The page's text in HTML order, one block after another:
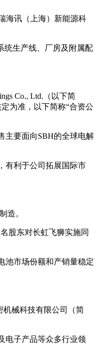
海讯（上海）新能源科
统生产线、厂房及附属配
Co., Ltd.（以下简
为准，以下简称“合资公
主要面向SBH的全球电解
有利于公司拓展国际市
造。
股东对长虹飞狮实施同
池市场份额和产销量稳定
机械科技有限公司（简
电子产品等众多行业领